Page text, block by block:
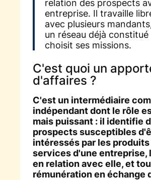
relation des prospects
entreprise. Il travaille
avec plusieurs
un réseau déjà constitué
choisit ses missions.
C'est quoi un
d'affaires ?
C'est un intermédiaire
indépendant dont le rôle
mais puissant : il identifie
prospects susceptibles
intéressés par les produits
services d'une entreprise,
en relation avec elle, et
rémunération en échange